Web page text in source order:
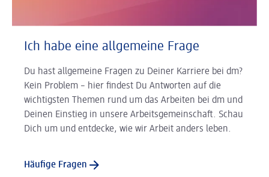
Ich habe eine allgemeine Frage
Du hast allgemeine Fragen zu Deiner Karriere bei dm?
Kein Problem – hier findest Du Antworten auf die
wichtigsten Themen rund um das Arbeiten bei dm und
Deinen Einstieg in unsere Arbeitsgemeinschaft. Schau
Dich um und entdecke, wie wir Arbeit anders leben.
Häufige Fragen